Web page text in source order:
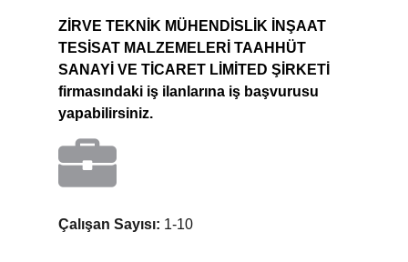
TAAHHÜT SANAYİ VE TİCARET
LİMİTED ŞİRKETİ İş İlanları
ZİRVE TEKNİK MÜHENDİSLİK İNŞAAT
TESİSAT MALZEMELERİ TAAHHÜT
SANAYİ VE TİCARET LİMİTED ŞİRKETİ
firmasındaki iş ilanlarına iş başvurusu
yapabilirsiniz.
Çalışan Sayısı: 1-10